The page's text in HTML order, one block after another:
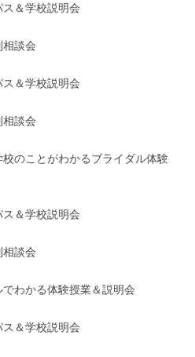
＆学校説明会
相談会
＆学校説明会
相談会
のことがわかるブライダル体験
＆学校説明会
相談会
わかる体験授業＆説明会
＆学校説明会